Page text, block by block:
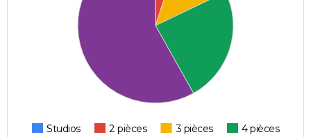
Studios 2 pièces 3 pièces
4 pièces